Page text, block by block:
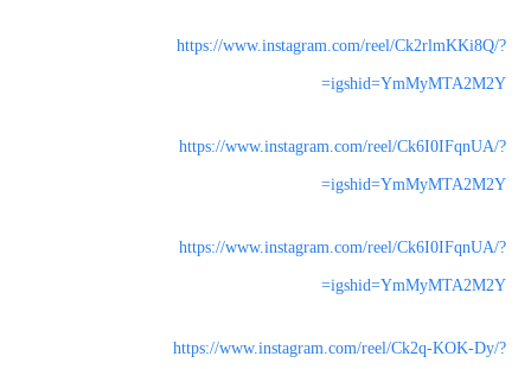
https://www.instagram.com/reel/Ck2rlmKKi8Q/?
igshid=YmMyMTA2M2Y=
https://www.instagram.com/reel/Ck6I0IFqnUA/?
igshid=YmMyMTA2M2Y=
https://www.instagram.com/reel/Ck6I0IFqnUA/?
igshid=YmMyMTA2M2Y=
https://www.instagram.com/reel/Ck2q-KOK-Dy/?